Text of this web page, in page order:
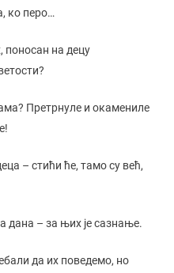
ко перо…
поносан на децу
Претрнуле и окамениле
– стићи ће, тамо су већ,
дана – за њих је сазнање.
да их поведемо, но